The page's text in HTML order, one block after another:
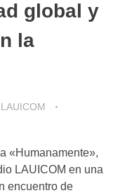
global y
la
«Humanamente»,
LAUICOM en una
encuentro de